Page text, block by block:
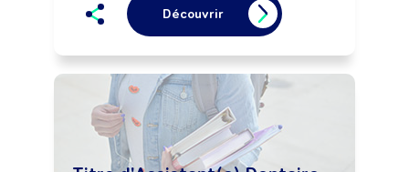
Découvrir